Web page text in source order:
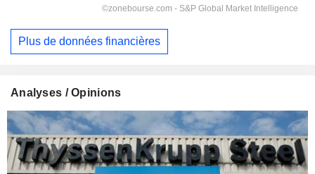
Plus de données financières
Analyses / Opinions